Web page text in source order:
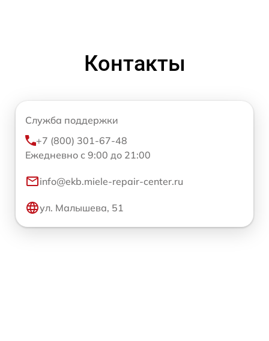
Контакты
Служба поддержки
+7 (800) 301-67-48
Ежедневно с 9:00 до 21:00
info@ekb.miele-repair-center.ru
ул. Малышева, 51